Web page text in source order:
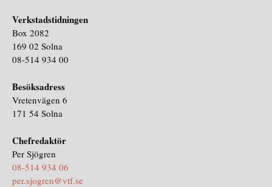
Verkstadstidningen
Box 2082
169 02 Solna
08-514 934 00
Besöksadress
Vretenvägen 6
171 54 Solna
Chefredaktör
Per Sjögren
08-514 934 06
per.sjogren@vtf.se